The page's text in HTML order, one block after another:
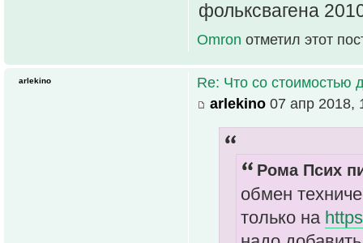
фольксвагена
Omron отметил этот
Re: Что со стоимостью
arlekino 07 апр 2018,
Рома Псих
обмен
только на
arlekino